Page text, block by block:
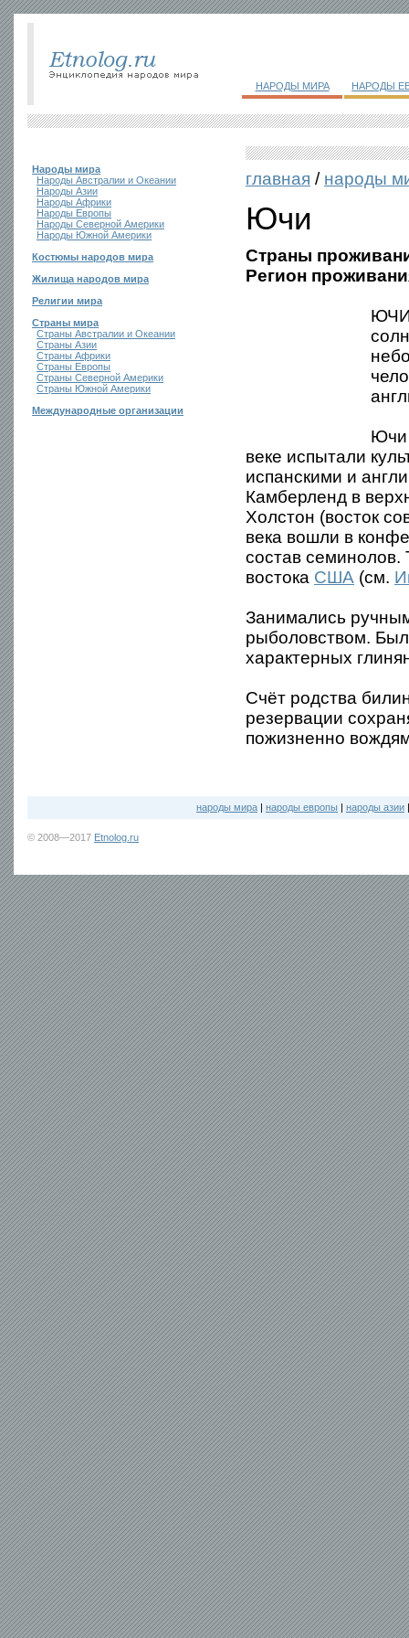
НАРОДЫ МИРА НАРОДЫ
Народы мира
Народы Австралии и Океании
Народы Азии
Народы Африки
Народы Европы
Народы Северной Америки
Народы Южной Америки
Костюмы народов мира
Жилища народов мира
Религии мира
Страны мира
Страны Австралии и Океании
Страны Азии
Страны Африки
Страны Европы
Страны Северной Америки
Страны Южной Америки
Международные организации
главная / народы
Ючи
Страны
Регион
ЮЧИ
Ючи
веке испытали
испанскими и
Камберленд в
Холстон (восток
века вошли в
состав семинолов.
востока США (см.
Занимались
рыболовством.
характерных
Счёт родства
резервации
пожизненно
народы мира | народы европы | народы азии
© 2008—2017 Etnolog.ru